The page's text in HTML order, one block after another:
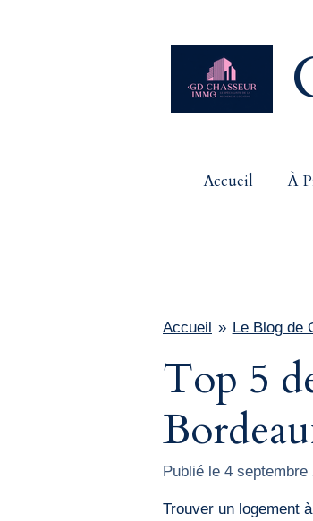
Accueil À
Accueil » Le Blog de
Top 5
Publié le 4 septembre
Trouver un logement